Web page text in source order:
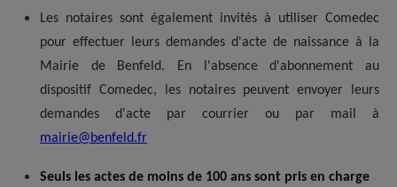
Les notaires sont également invités à utiliser Comedec
pour effectuer leurs demandes d'acte de naissance à la
Mairie de Benfeld. En l'absence d'abonnement au
dispositif Comedec, les notaires peuvent envoyer leurs
demandes d'acte par courrier ou par mail à
mairie@benfeld.fr
Seuls les actes de moins de 100 ans sont pris en charge